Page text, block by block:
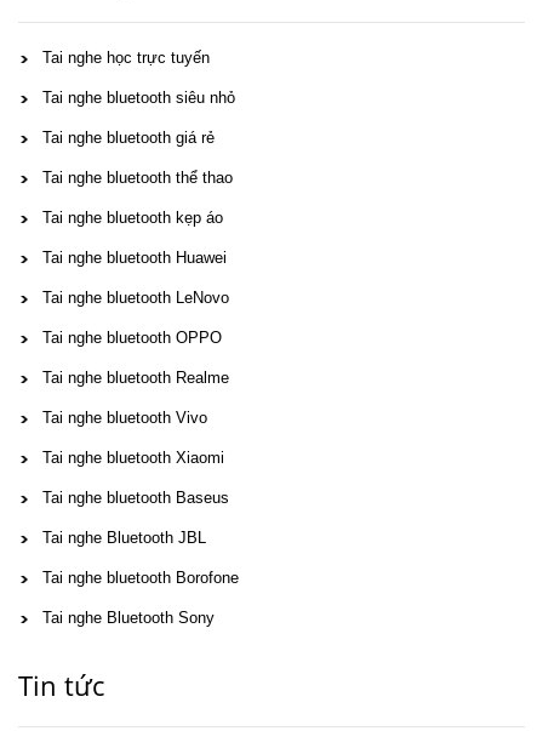
Tai nghe học trực tuyến
Tai nghe bluetooth siêu nhỏ
Tai nghe bluetooth giá rẻ
Tai nghe bluetooth thể thao
Tai nghe bluetooth kẹp áo
Tai nghe bluetooth Huawei
Tai nghe bluetooth LeNovo
Tai nghe bluetooth OPPO
Tai nghe bluetooth Realme
Tai nghe bluetooth Vivo
Tai nghe bluetooth Xiaomi
Tai nghe bluetooth Baseus
Tai nghe Bluetooth JBL
Tai nghe bluetooth Borofone
Tai nghe Bluetooth Sony
Tin tức